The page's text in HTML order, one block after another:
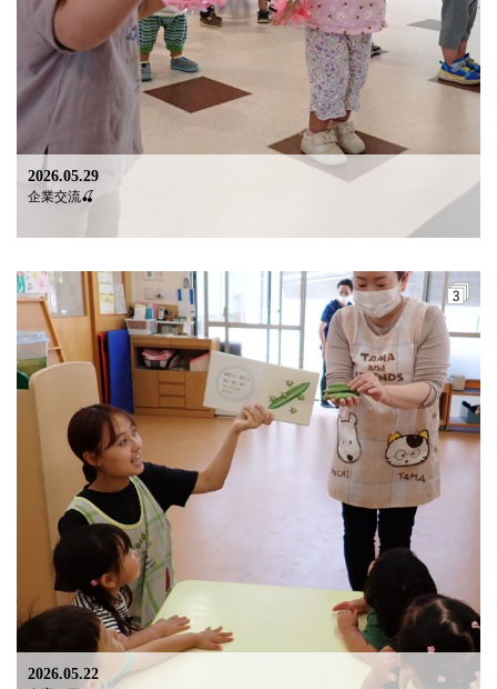
2026.05.29
企業交流🍒
2026.05.22